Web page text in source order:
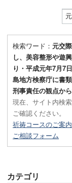
検索ワード： 元交
し、美容整形や遊
り・平成元年7月7
島地方検察庁に書
刑事責任の観点か
現在、サイト内検
ご確認ください。
祈祷コースのご案内
ご相談フォーム
カテゴリ